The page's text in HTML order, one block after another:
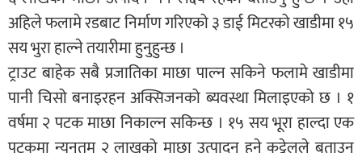
अहिले फलामे रडबाट निर्माण गरिएको ३ डाई मिटरको खाडीमा १५
सय भुरा हाल्ने तयारीमा हुनुहुन्छ ।
ट्राउट बाहेक सबै प्रजातिका माछा पाल्न सकिने फलामे खाडीमा
पानी चिसो बनाइरहन अक्सिजनको ब्यवस्था मिलाइएको छ । १
वर्षमा २ पटक माछा निकाल्न सकिन्छ । १५ सय भूरा हाल्दा एक